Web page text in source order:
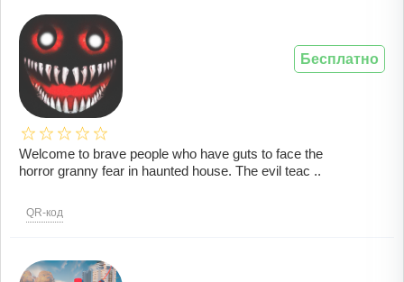
Welcome to brave people who have guts to face the
horror granny fear in haunted house. The evil teac ..
QR-код
Бесплатно